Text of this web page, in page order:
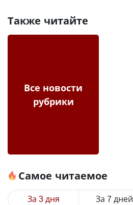
Также читайте
Все новости
рубрики
Самое читаемое
За 3 дня За 7 дней